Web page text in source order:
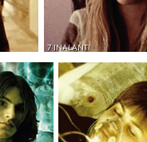
7 INALANTI